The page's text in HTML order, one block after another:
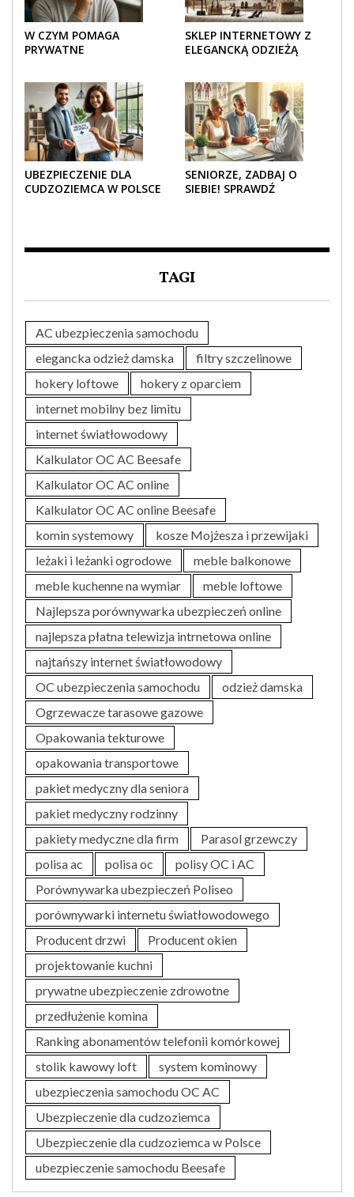
W CZYM POMAGA
PRYWATNE
SKLEP INTERNETOWY Z
ELEGANCKĄ ODZIEŻĄ
UBEZPIECZENIE DLA
CUDZOZIEMCA W POLSCE
SENIORZE, ZADBAJ O
SIEBIE! SPRAWDŹ
TAGI
AC ubezpieczenia samochodu
elegancka odzież damska
filtry szczelinowe
hokery loftowe
hokery z oparciem
internet mobilny bez limitu
internet światłowodowy
Kalkulator OC AC Beesafe
Kalkulator OC AC online
Kalkulator OC AC online Beesafe
komin systemowy
kosze Mojżesza i przewijaki
leżaki i leżanki ogrodowe
meble balkonowe
meble kuchenne na wymiar
meble loftowe
Najlepsza porównywarka ubezpieczeń online
najlepsza płatna telewizja intrnetowa online
najtańszy internet światłowodowy
OC ubezpieczenia samochodu
odzież damska
Ogrzewacze tarasowe gazowe
Opakowania tekturowe
opakowania transportowe
pakiet medyczny dla seniora
pakiet medyczny rodzinny
pakiety medyczne dla firm
Parasol grzewczy
polisa ac
polisa oc
polisy OC i AC
Porównywarka ubezpieczeń Poliseo
porównywarki internetu światłowodowego
Producent drzwi
Producent okien
projektowanie kuchni
prywatne ubezpieczenie zdrowotne
przedłużenie komina
Ranking abonamentów telefonii komórkowej
stolik kawowy loft
system kominowy
ubezpieczenia samochodu OC AC
Ubezpieczenie dla cudzoziemca
Ubezpieczenie dla cudzoziemca w Polsce
ubezpieczenie samochodu Beesafe